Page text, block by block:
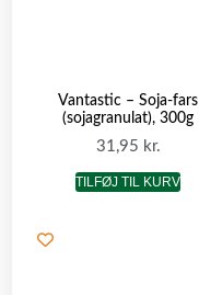
Vantastic – Soja-fars
(sojagranulat), 300g
31,95 kr.
TILFØJ TIL KURV